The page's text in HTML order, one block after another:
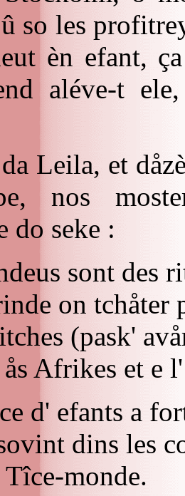
so les
èn efant,
aléve-t
Leila, et
nos
do seke :
sont des
on tchåter
(pask'
Afrikes et e
d' efants a
dins les
monde.